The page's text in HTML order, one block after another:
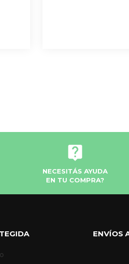
NECESITÁS AYUDA
EN TU COMPRA?
ENVÍOS